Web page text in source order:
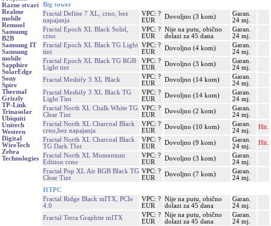
Razne stvari
Realme
mobile
Renusol
Samsung
B2B
Samsung IT
Samsung
mobile
Sapphire
SolarEdge
Sony
Spire
Thermal
Grizzly
TP-Link
Trinasolar
Ubiquiti
Unitech
Western
Digital
WireTech
Zebra
Technologies
Big tower
Fractal Define 7 XL, crno, bez
napajanja
VPC: ?
EUR
Dovoljno (3 kom)
Garan.
24 mj.
Fractal Epoch XL Black Solid,
crno
VPC: ?
EUR
Nije na putu, obično
dolazi za 45 dana
Garan.
24 mj.
Fractal Epoch XL Black TG Light
tint
VPC: ?
EUR
Dovoljno (4 kom)
Garan.
24 mj.
Fractal Epoch XL Black TG RGB
Light tint
VPC: ?
EUR
Dovoljno (3 kom)
Garan.
24 mj.
Fractal Meshify 3 XL Black
VPC: ?
EUR
Dovoljno (14 kom)
Garan.
24 mj.
Fractal Meshify 3 XL Black TG
Light Tint
VPC: ?
EUR
Dovoljno (14 kom)
Garan.
24 mj.
Fractal North XL Chalk White TG
Clear Tint
VPC: ?
EUR
Dovoljno (2 kom)
Garan.
24 mj.
Fractal North XL Charcoal Black
crno,bez napajanja
VPC: ?
EUR
Dovoljno (10 kom)
Garan.
24 mj.
Hit.
Fractal North XL Charcoal Black
TG Dark TInt
VPC: ?
EUR
Dovoljno (9 kom)
Garan.
24 mj.
Hit.
Fractal North XL Momentum
Edition crno
VPC: ?
EUR
Dovoljno (3 kom)
Garan.
24 mj.
Fractal Pop XL Air RGB Black TG
Clear Tint
VPC: ?
EUR
Dovoljno (7 kom)
Garan.
24 mj.
HTPC
Fractal Ridge Black mITX, PCIe
4.0
VPC: ?
EUR
Nije na putu, obično
dolazi za 45 dana
Garan.
24 mj.
Fractal Terra Graphite mITX
VPC: ?
EUR
Nije na putu, obično
dolazi za 45 dana
Garan.
24 mj.